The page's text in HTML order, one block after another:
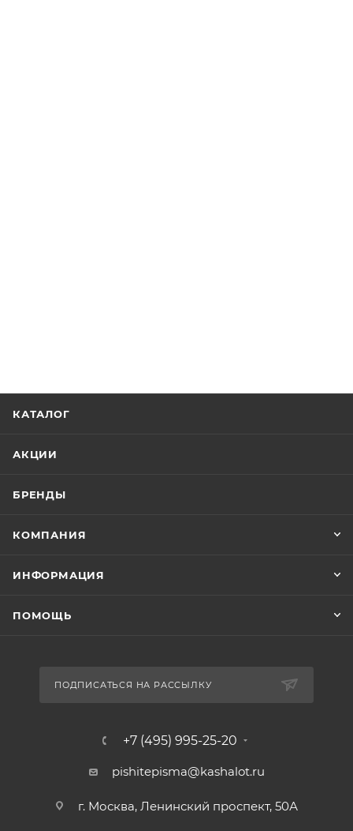
КАТАЛОГ
АКЦИИ
БРЕНДЫ
КОМПАНИЯ
ИНФОРМАЦИЯ
ПОМОЩЬ
ПОДПИСАТЬСЯ НА РАССЫЛКУ
+7 (495) 995-25-20​
pishitepisma@kashalot.ru
г. Москва, Ленинский проспект, 50А​